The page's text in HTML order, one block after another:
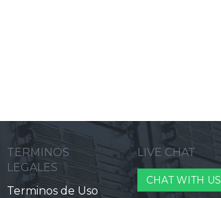
TERMINOS
LEGALES
Terminos de Uso
LIVE CHAT
CHAT WITH US